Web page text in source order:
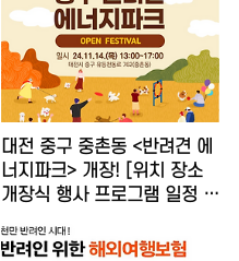
대전 중구 중촌동 <반려견 에
너지파크> 개장! [위치 장소
개장식 행사 프로그램 일정 유
약 방법]